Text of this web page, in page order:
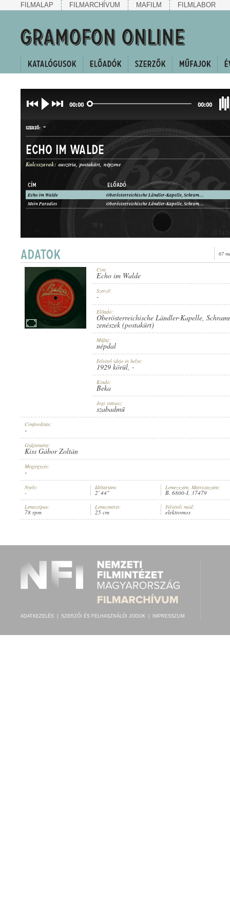
FILMALAP FILMARCHÍVUM MAFILM FILMLABOR
00:00 00:00
ELŐADÓ:
OBERÖSTERREICHISCHE LÄNDLER-KAPELLE SCHRAMMEL-QUARTETT
SZERZŐ: -
MŰFAJ: NÉPDAL
MEGJELENÉS IDEJE: 1929 KÖRÜL
Echo im Walde
Kulcsszavak: ausztria postakürt népzene
CÍM ELŐADÓ
Echo im Walde
Oberösterreichische Ländler-Kapelle, Schrammel-Quartett, ismeretlen zenészek (postakürt)
Mein Paradies
Oberösterreichische Ländler-Kapelle, Schrammel-Quartett, ismeretlen zenészek (postakürt)
67
Cím:
Echo im Walde
Szerző:
-
Előadó:
Oberösterreichische Ländler-Kapelle,
zenészek (postakürt)
Műfaj:
népdal
Felvétel ideje és helye:
1929 körül, -
Kiadó:
Beka
Jogi státusz:
szabadmű
Címfordítás:
-
Gyűjtemény:
Kiss Gábor Zoltán
Megjegyzés:
-
Nyelv:
-
Időtartam:
2' 44"
Lemezszám, Matricaszám:
B. 6800-I, 37479
Lemeztípus:
78 rpm
Lemezméret:
25 cm
Felvételi mód:
elektromos
ADATKEZELÉS SZERZŐI ÉS FELHASZNÁLÓI JOGOK IMPRESSZUM